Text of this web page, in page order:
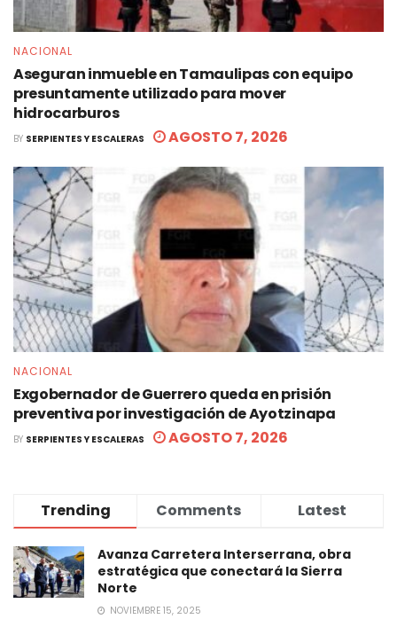
NACIONAL
Aseguran inmueble en Tamaulipas con equipo
presuntamente utilizado para mover
hidrocarburos
BY SERPIENTES Y ESCALERAS AGOSTO 7, 2026
NACIONAL
Exgobernador de Guerrero queda en prisión
preventiva por investigación de Ayotzinapa
BY SERPIENTES Y ESCALERAS AGOSTO 7, 2026
Trending Comments Latest
Avanza Carretera Interserrana, obra
estratégica que conectará la Sierra
Norte
NOVIEMBRE 15, 2025